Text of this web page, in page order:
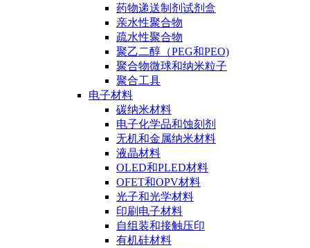
药物递送制剂试剂盒
亲水性聚合物
疏水性聚合物
聚乙二醇（PEG和PEO)
聚合物微球和纳米粒子
聚合工具
电子材料
碳纳米材料
电子化学品和蚀刻剂
无机和金属纳米材料
液晶材料
OLED和PLED材料
OFET和OPV材料
光子和光学材料
印刷电子材料
自组装和接触压印
有机硅材料